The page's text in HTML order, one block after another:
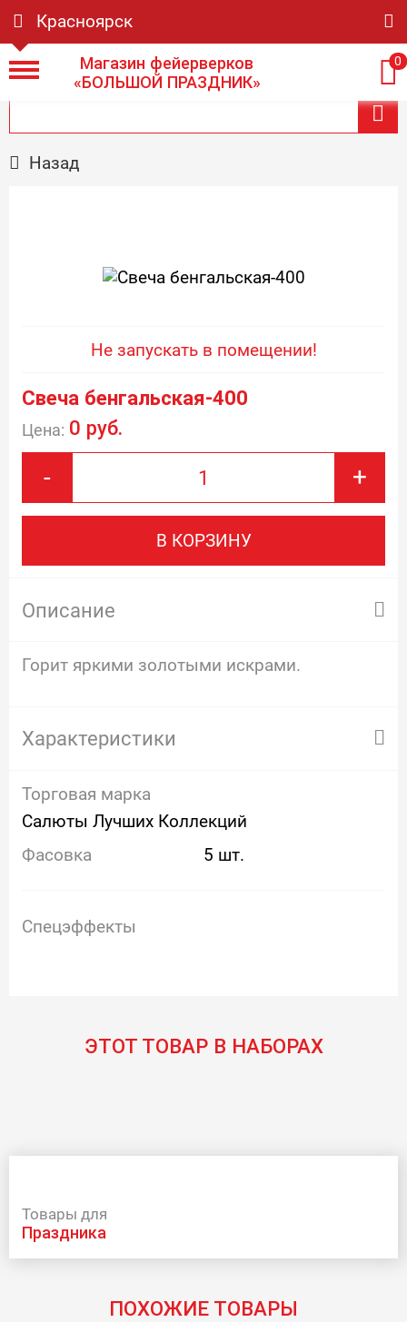
Красноярск
Магазин фейерверков
«БОЛЬШОЙ ПРАЗДНИК»
0
Назад
Не запускать в помещении!
Свеча бенгальская-400
Цена: 0 руб.
- +
В КОРЗИНУ
Описание
Горит яркими золотыми искрами.
Характеристики
Торговая марка
Салюты Лучших Коллекций
Фасовка
5 шт.
Спецэффекты
ЭТОТ ТОВАР В НАБОРАХ
Товары для
праздника
ПОХОЖИЕ ТОВАРЫ